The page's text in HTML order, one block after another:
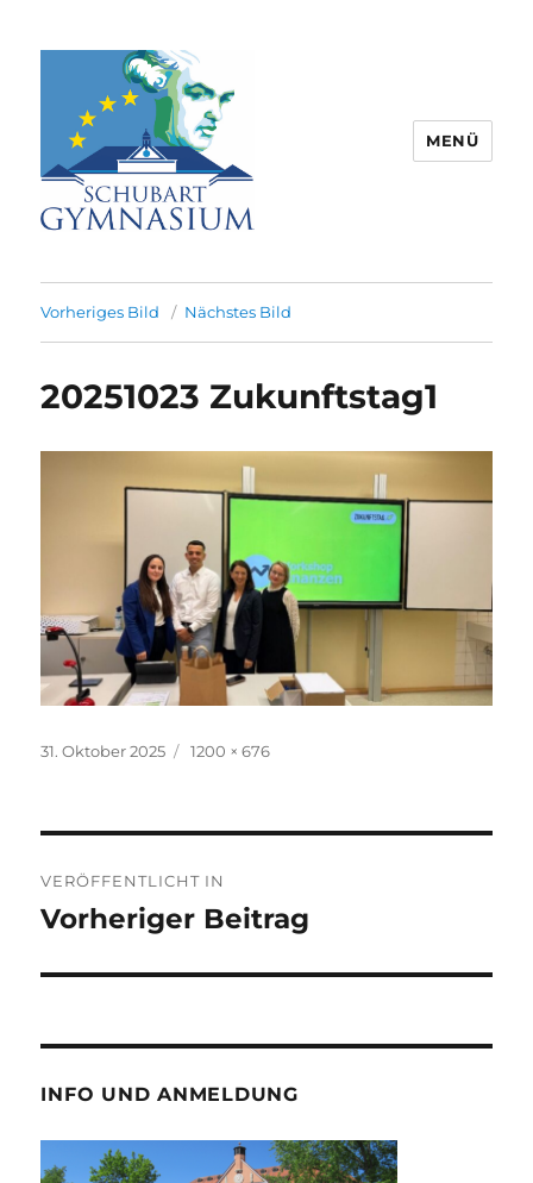
Partnerschule für Europa |
Rombacherstr. 30 | 73430 Aalen
MENÜ
Vorheriges Bild Nächstes Bild
20251023 Zukunftstag1
Veröffentlicht
31. Oktober 2025
Volle
1200 × 676
VERÖFFENTLICHT IN
Vorheriger Beitrag
INFO UND ANMELDUNG